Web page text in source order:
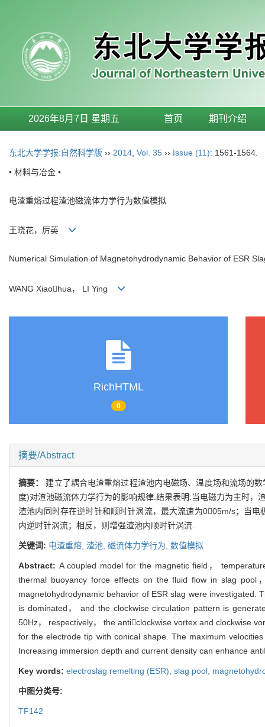
2026年8月7日 星期五 首页 期刊介绍
东北大学学报:自然科学版 ›› 2014 Vol. 35 ›› Issue (11): 1561-1564.
• 材料与冶金 •
电渣重熔过程渣池磁流体力学行为数值模拟
王晓花，厉英
Numerical Simulation of Magnetohydrodynamic Behavior of ESR
WANG Xiaohua， LI Ying
RichHTML
0
摘要/Abstract
摘要： 建立了耦合电渣重熔过程渣池内电磁场、温度场和流场的
度)对渣池磁流体力学行为的影响规律.结果表明:当电磁力为主时
渣池内同时存在逆时针和顺时针涡流，最大流速为005m/s；当
内逆时针涡流；相反，则增强渣池内顺时针涡流.
关键词: 电渣重熔, 渣池, 磁流体力学行为, 数值模拟
Abstract: A coupled model for the magnetic field，
thermal buoyancy force effects on the fluid flow in slag
magnetohydrodynamic behavior of ESR slag were
is dominated， and the clockwise circulation pattern is
50Hz， respectively， the anticlockwise vortex and clockwise
for the electrode tip with conical shape. The maximum
Increasing immersion depth and current density can enhance
Key words: electroslag remelting (ESR), slag pool,
中图分类号:
TF142